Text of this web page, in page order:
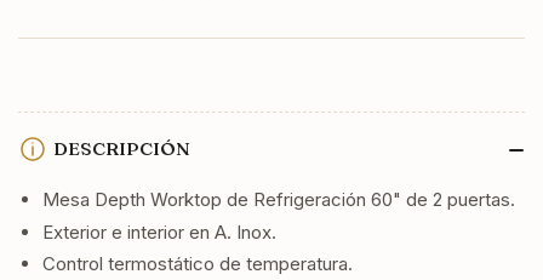
DESCRIPCIÓN
Mesa Depth Worktop de Refrigeración 60" de 2 puertas.
Exterior e interior en A. Inox.
Control termostático de temperatura.